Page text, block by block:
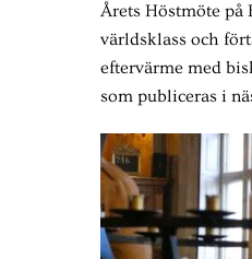
Årets Höstmöte på
världsklass och
eftervärme med
som publiceras i